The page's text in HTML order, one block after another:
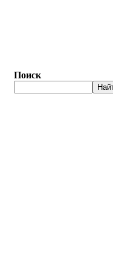
Поиск